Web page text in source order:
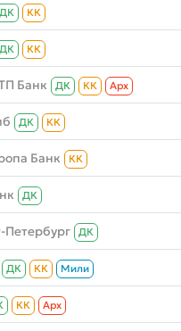
ДК КК
ДК КК
Банк ДК КК Aрх
ДК КК
Банк КК
ДК
Петербург ДК
ДК КК Мили
КК Aрх